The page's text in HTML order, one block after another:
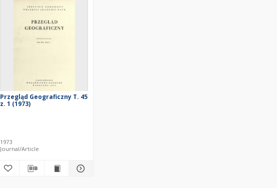
Przegląd Geograficzny T. 45
z. 1 (1973)
1973
Journal/Article